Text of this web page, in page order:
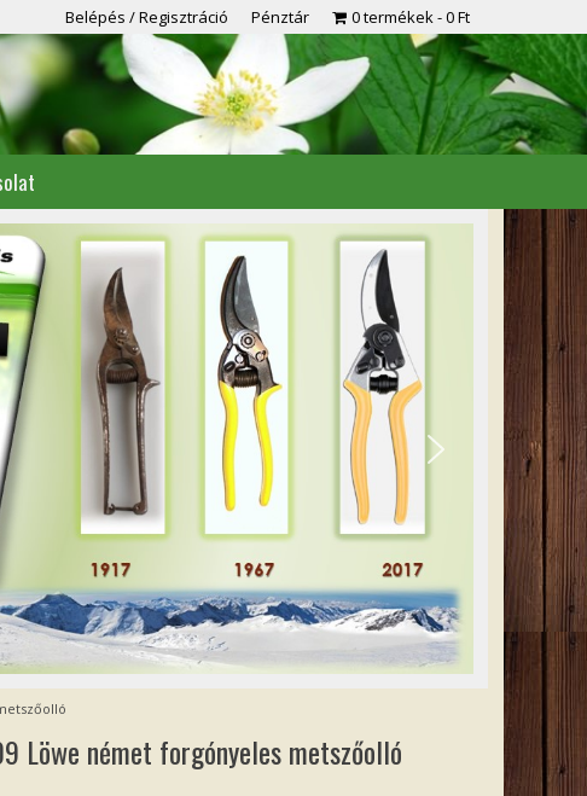
Belépés / Regisztráció Pénztár 0 termékek 0 Ft
Löwe német forgónyeles metszőolló